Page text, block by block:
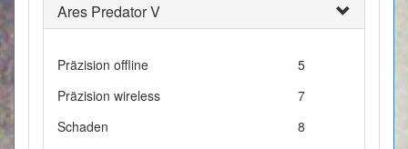
Ares Predator V
Präzision offline
5
Präzision wireless
7
Schaden
8